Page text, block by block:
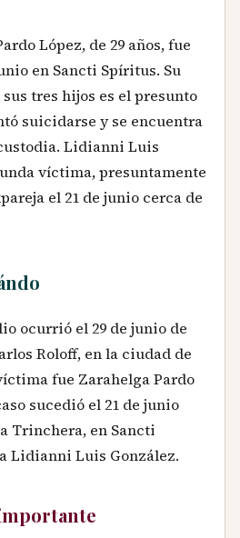
López, de 29 años, fue
en Sancti Spíritus. Su
tres hijos es el presunto
suicidarse y se encuentra
Lidianni Luis
víctima, presuntamente
el 21 de junio cerca de
ocurrió el 29 de junio de
Roloff, en la ciudad de
fue Zarahelga Pardo
sucedió el 21 de junio
Trinchera, en Sancti
Lidianni Luis González.